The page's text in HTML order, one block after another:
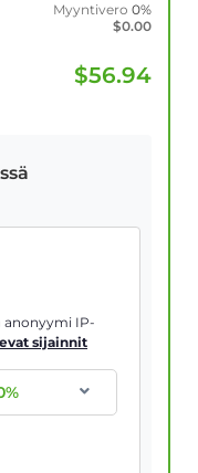
Myyntivero 0%
$0.00
$56.94
anonyymi IP-
sijainnit
%